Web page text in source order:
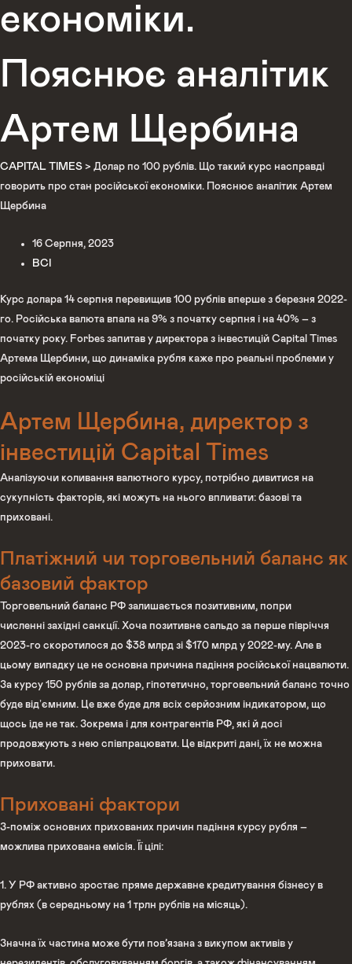
економіки.
Пояснює аналітик
Артем Щербина
CAPITAL TIMES > Долар по 100 рублів. Що такий курс насправді
говорить про стан російської економіки. Пояснює аналітик Артем
Щербина
16 Серпня, 2023
ВСІ
Курс долара 14 серпня перевищив 100 рублів вперше з березня 2022-
го. Російська валюта впала на 9% з початку серпня і на 40% – з
початку року. Forbes запитав у директора з інвестицій Capital Times
Артема Щербини, що динаміка рубля каже про реальні проблеми у
російській економіці
Артем Щербина, директор з
інвестицій Capital Times
Аналізуючи коливання валютного курсу, потрібно дивитися на
сукупність факторів, які можуть на нього впливати: базові та
приховані.
Платіжний чи торговельний баланс як
базовий фактор
Торговельний баланс РФ залишається позитивним, попри
численні західні санкції. Хоча позитивне сальдо за перше півріччя
2023-го скоротилося до $38 млрд зі $170 млрд у 2022-му. Але в
цьому випадку це не основна причина падіння російської нацвалюти.
За курсу 150 рублів за долар, гіпотетично, торговельний баланс точно
буде відʼємним. Це вже буде для всіх серйозним індикатором, що
щось іде не так. Зокрема і для контрагентів РФ, які й досі
продовжують з нею співпрацювати. Це відкриті дані, їх не можна
приховати.
Приховані фактори
З-поміж основних прихованих причин падіння курсу рубля –
можлива прихована емісія. Її цілі:
1. У РФ активно зростає пряме державне кредитування бізнесу в
рублях (в середньому на 1 трлн рублів на місяць).
Значна їх частина може бути пов’язана з викупом активів у